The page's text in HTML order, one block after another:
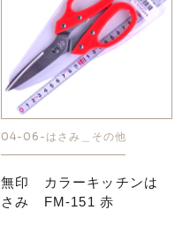
04-06-はさみ＿その他
無印 カラーキッチンは
さみ FM-151 赤